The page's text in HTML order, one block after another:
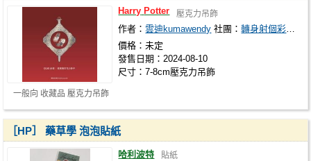
一般向 收藏品 壓克力吊飾
Harry Potter 壓克力吊飾
作者：雲迪kumawendy 社團：轉身射個彩虹波
價格：未定
發售日期：2024-08-10
尺寸：7-8cm壓克力吊飾
［HP］ 藥草學 泡泡貼紙
哈利波特 貼紙